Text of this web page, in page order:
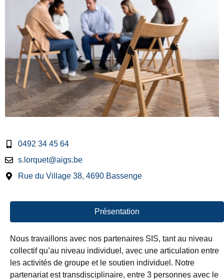
0492 34 45 64
s.lorquet@aigs.be
Rue du Village 38, 4690 Bassenge
Présentation
Nous travaillons avec nos partenaires SIS, tant au niveau
collectif qu’au niveau individuel, avec une articulation entre
les activités de groupe et le soutien individuel. Notre
partenariat est transdisciplinaire, entre 3 personnes avec le